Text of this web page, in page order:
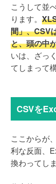
こうして並
ります。
間」、CSV
と、頭の中
いは、ざっ
てしまって
CSVを
ここからが
利な反面、
換わってし